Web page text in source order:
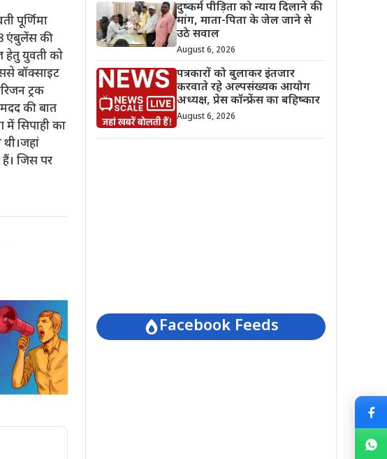
पूर्णिमा
एंबुलेंस की
हेतु युवती को
बॉक्साइट
ट्रक
की बात
में सिपाही का
थी।जहां
जिस पर
दुष्कर्म पीड़िता को न्याय दिलाने की
मांग, माता-पिता के जेल जाने से
उठे सवाल
August 6, 2026
पत्रकारों को बुलाकर इंतजार
करवाते रहे अल्पसंख्यक आयोग
अध्यक्ष, प्रेस कॉन्फ्रेंस का बहिष्कार
August 6, 2026
Facebook Feeds